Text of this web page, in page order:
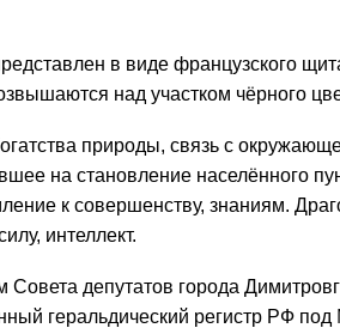
в виде французского
над участком чёрного
природы, связь с
на становление населённого
к совершенству, знаниям.
интеллект.
Совета депутатов города
геральдический регистр РФ